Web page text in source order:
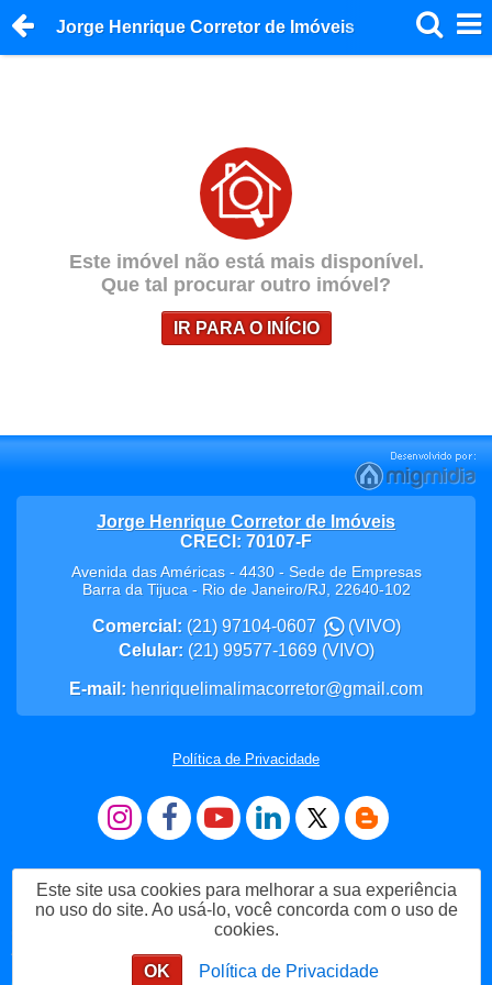
Jorge Henrique Corretor de Imóveis
Este imóvel não está mais disponível.
Que tal procurar outro imóvel?
IR PARA O INÍCIO
Me Chame no WhatsApp
Jorge Henrique Corretor de Imóveis
CRECI: 70107-F
Avenida das Américas - 4430 - Sede de Empresas
Barra da Tijuca- Rio de Janeiro/RJ, 22640-102
Comercial: (21) 97104-0607
(VIVO)
Celular: (21) 99577-1669(VIVO)
E-mail: henriquelimalimacorretor@gmail.com
Política de Privacidade
Este site usa cookies para melhorar a sua experiência
no uso do site. Ao usá-lo, você concorda com o uso de
cookies.
OK Política de Privacidade